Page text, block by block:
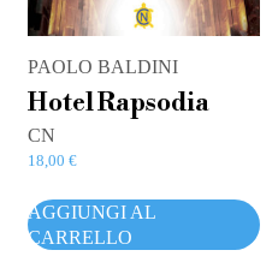
PAOLO BALDINI
Hotel Rapsodia
CN
18,00 €
AGGIUNGI AL
CARRELLO